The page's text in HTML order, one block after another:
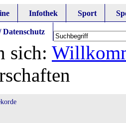
Infothek Sport
Datenschutz
sich: